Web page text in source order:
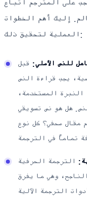
على المترجم اتباع
إليك أهم الخطوات
العملية لتحقيق ذلك:
للنص الأصلي: قبل
يجب قراءة النص
النبرة المستخدمة،
هل هو نص تسويقي
مقال صحفي؟ كل نوع
الترجمة الحرفية
وهي ما يفرق
الترجمة الآلية